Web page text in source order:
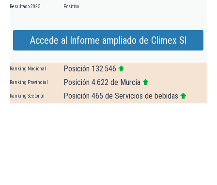
Resultado 2025 Positivo
Accede al Informe ampliado de Climex Sl
Ranking Nacional Posición 132.546
Ranking Provincial Posición 4.622 de Murcia
Ranking Sectorial Posición 465 de Servicios de bebidas